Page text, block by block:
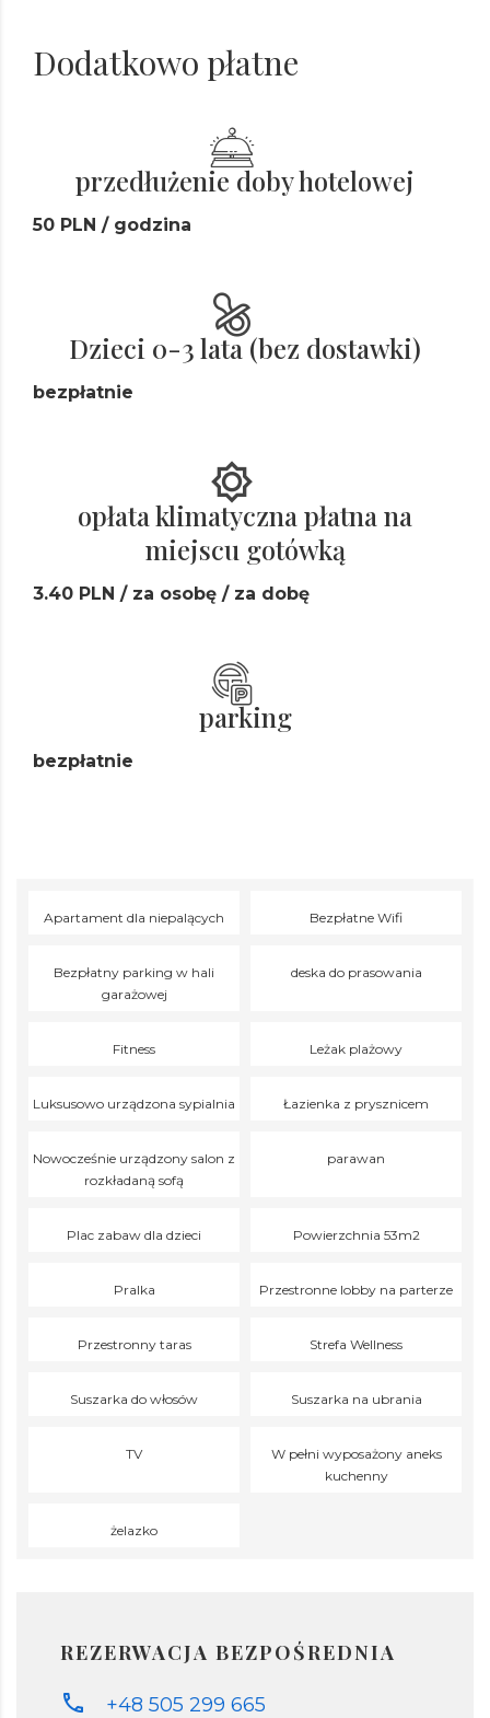
Dodatkowo płatne
przedłużenie doby hotelowej
50 PLN / godzina
Dzieci 0-3 lata (bez dostawki)
bezpłatnie
opłata klimatyczna płatna na
miejscu gotówką
3.40 PLN / za osobę / za dobę
parking
bezpłatnie
Apartament dla niepalących Bezpłatne Wifi
Bezpłatny parking w hali
garażowej
deska do prasowania
Fitness Leżak plażowy
Luksusowo urządzona sypialnia Łazienka z prysznicem
Nowocześnie urządzony salon z
rozkładaną sofą
parawan
Plac zabaw dla dzieci Powierzchnia 53m2
Pralka Przestronne lobby na parterze
Przestronny taras Strefa Wellness
Suszarka do włosów Suszarka na ubrania
TV
W pełni wyposażony aneks
kuchenny
żelazko
REZERWACJA BEZPOŚREDNIA
+48 505 299 665